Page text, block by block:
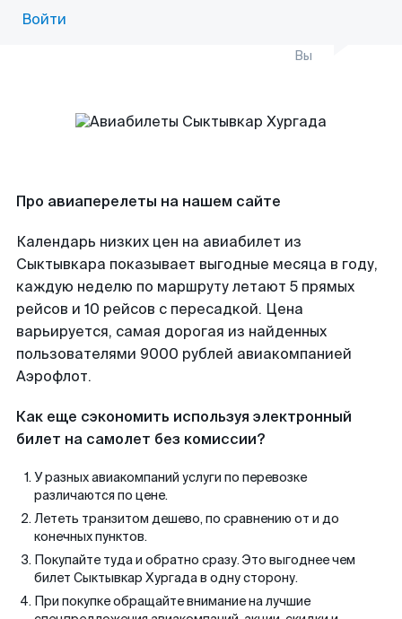
Войти
Вы
Про авиаперелеты на нашем сайте
Календарь низких цен на авиабилет из
Сыктывкара показывает выгодные месяца в году,
каждую неделю по маршруту летают 5 прямых
рейсов и 10 рейсов с пересадкой. Цена
варьируется, самая дорогая из найденных
пользователями 9000 рублей авиакомпанией
Аэрофлот.
Как еще сэкономить используя электронный
билет на самолет без комиссии?
У разных авиакомпаний услуги по перевозке
различаются по цене.
Лететь транзитом дешево, по сравнению от и до
конечных пунктов.
Покупайте туда и обратно сразу. Это выгоднее чем
билет Сыктывкар Хургада в одну сторону.
При покупке обращайте внимание на лучшие